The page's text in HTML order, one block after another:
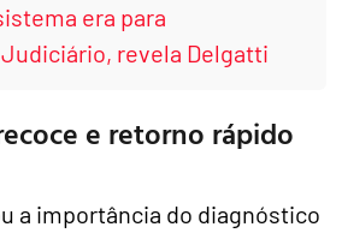
era para
revela Delgatti
e retorno rápido
a importância do diagnóstico